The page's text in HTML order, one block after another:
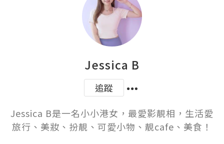
Jessica B
追蹤
Jessica B是一名小小港女，最愛影靚相，生活愛
旅行、美妝、扮靚、可愛小物、靚cafe、美食！